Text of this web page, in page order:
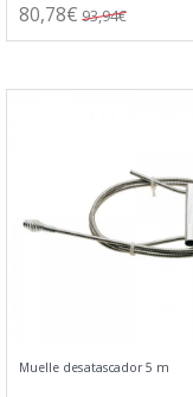
80,78€ 93,94€
Muelle desatascador 5 m